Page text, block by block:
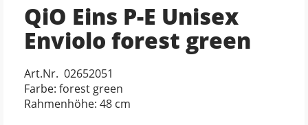
QiO Eins P-E Unisex
Enviolo forest green
Art.Nr. 02652051
Farbe: forest green
Rahmenhöhe: 48 cm